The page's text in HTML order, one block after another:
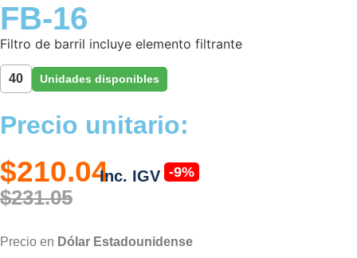
FB-16
Filtro de barril incluye elemento filtrante
40 Unidades disponibles
Precio unitario:
$210.04Inc. IGV -9%
$231.05
Precio en Dólar Estadounidense